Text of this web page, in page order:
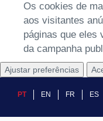
Os cookies de
aos visitantes
páginas que eles
da campanha
Ajustar preferências
PT EN FR ES